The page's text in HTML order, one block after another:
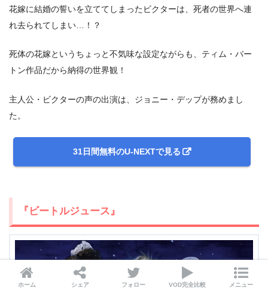
花嫁に結婚の誓いを立ててしまったビクターは、死者の世界へ連
れ去られてしまい…！？
死体の花嫁というちょっと不気味な設定ながらも、ティム・バー
トン作品だから納得の世界観！
主人公・ビクターの声の出演は、ジョニー・デップが務めまし
た。
31日間無料のU-NEXTで見る
『ビートルジュース』
ホーム シェア フォロー VOD完全比較 メニュー